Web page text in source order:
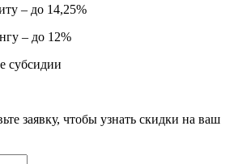
– до 14,25%
– до 12%
субсидии
заявку, чтобы узнать скидки на ваш